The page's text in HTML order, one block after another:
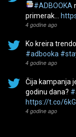
#ADBOOKA
primerak…
4 godine ago
Ko kreira
#adbooka
4 godine ago
Čija kampanja
godinu dana?
https://t.co/
4 godine ago